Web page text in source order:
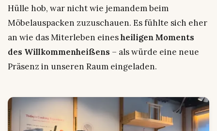
Hülle hob, war nicht wie jemandem beim
Möbelauspacken zuzuschauen. Es fühlte sich eher
an wie das Miterleben einesheiligen Moments
des Willkommenheißens – als würde eine neue
Präsenz in unseren Raum eingeladen.